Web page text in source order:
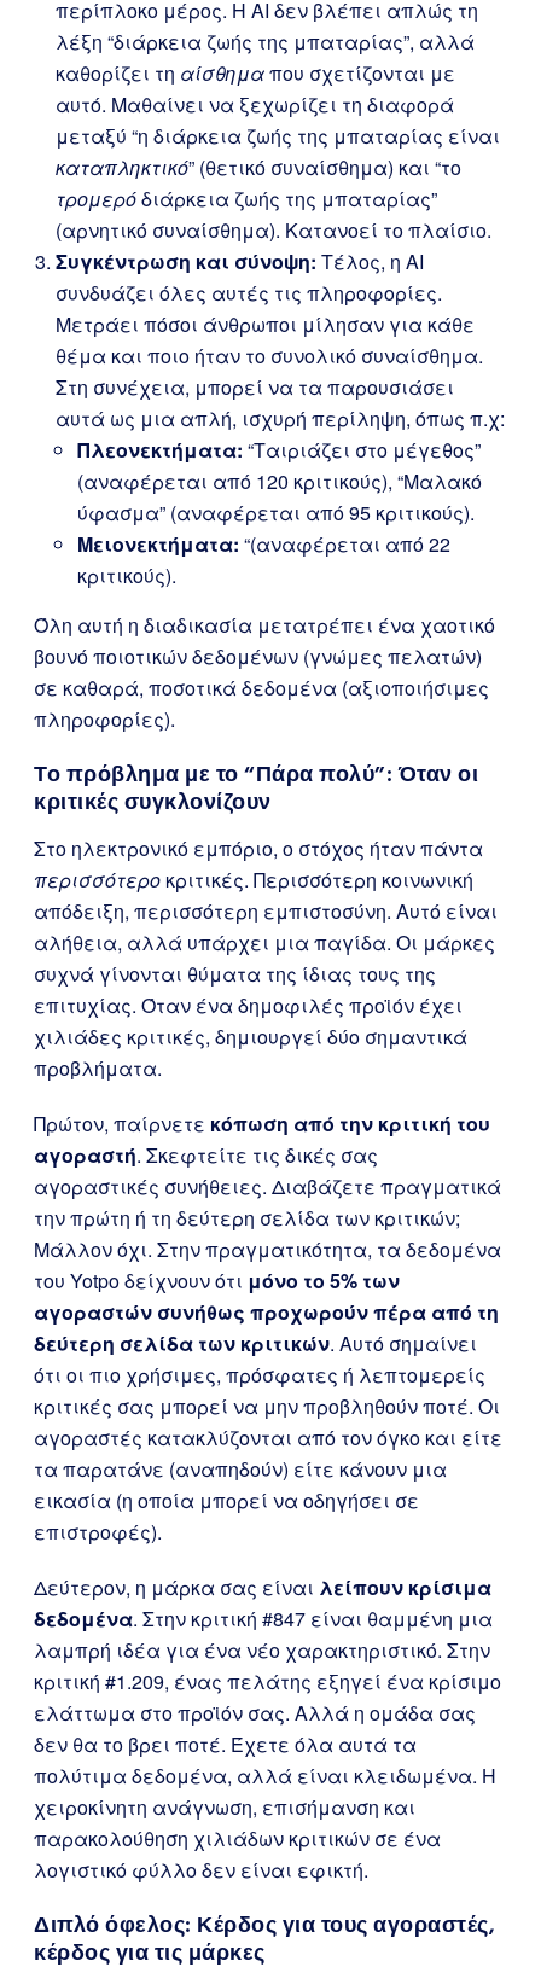
περίπλοκο μέρος. Η AI δεν βλέπει απλώς τη
λέξη “διάρκεια ζωής της μπαταρίας”, αλλά
καθορίζει τη αίσθημαπου σχετίζονται με
αυτό. Μαθαίνει να ξεχωρίζει τη διαφορά
μεταξύ “η διάρκεια ζωής της μπαταρίας είναι
καταπληκτικό” (θετικό συναίσθημα) και “το
τρομερόδιάρκεια ζωής της μπαταρίας”
(αρνητικό συναίσθημα). Κατανοεί το πλαίσιο.
Συγκέντρωση και σύνοψη: Τέλος, η AΙ
συνδυάζει όλες αυτές τις πληροφορίες.
Μετράει πόσοι άνθρωποι μίλησαν για κάθε
θέμα και ποιο ήταν το συνολικό συναίσθημα.
Στη συνέχεια, μπορεί να τα παρουσιάσει
αυτά ως μια απλή, ισχυρή περίληψη, όπως π.χ:
Πλεονεκτήματα: “Ταιριάζει στο μέγεθος”
(αναφέρεται από 120 κριτικούς), “Μαλακό
ύφασμα” (αναφέρεται από 95 κριτικούς).
Μειονεκτήματα: “(αναφέρεται από 22
κριτικούς).
Όλη αυτή η διαδικασία μετατρέπει ένα χαοτικό
βουνό ποιοτικών δεδομένων (γνώμες πελατών)
σε καθαρά, ποσοτικά δεδομένα (αξιοποιήσιμες
πληροφορίες).
Το πρόβλημα με το “Πάρα πολύ”: Όταν οι
κριτικές συγκλονίζουν
Στο ηλεκτρονικό εμπόριο, ο στόχος ήταν πάντα
περισσότερο κριτικές. Περισσότερη κοινωνική
απόδειξη, περισσότερη εμπιστοσύνη. Αυτό είναι
αλήθεια, αλλά υπάρχει μια παγίδα. Οι μάρκες
συχνά γίνονται θύματα της ίδιας τους της
επιτυχίας. Όταν ένα δημοφιλές προϊόν έχει
χιλιάδες κριτικές, δημιουργεί δύο σημαντικά
προβλήματα.
Πρώτον, παίρνετε κόπωση από την κριτική του
αγοραστή. Σκεφτείτε τις δικές σας
αγοραστικές συνήθειες. Διαβάζετε πραγματικά
την πρώτη ή τη δεύτερη σελίδα των κριτικών;
Μάλλον όχι. Στην πραγματικότητα, τα δεδομένα
του Yotpo δείχνουν ότι μόνο το 5% των
αγοραστών συνήθως προχωρούν πέρα από τη
δεύτερη σελίδα των κριτικών. Αυτό σημαίνει
ότι οι πιο χρήσιμες, πρόσφατες ή λεπτομερείς
κριτικές σας μπορεί να μην προβληθούν ποτέ. Οι
αγοραστές κατακλύζονται από τον όγκο και είτε
τα παρατάνε (αναπηδούν) είτε κάνουν μια
εικασία (η οποία μπορεί να οδηγήσει σε
επιστροφές).
Δεύτερον, η μάρκα σας είναι λείπουν κρίσιμα
δεδομένα. Στην κριτική #847 είναι θαμμένη μια
λαμπρή ιδέα για ένα νέο χαρακτηριστικό. Στην
κριτική #1.209, ένας πελάτης εξηγεί ένα κρίσιμο
ελάττωμα στο προϊόν σας. Αλλά η ομάδα σας
δεν θα το βρει ποτέ. Έχετε όλα αυτά τα
πολύτιμα δεδομένα, αλλά είναι κλειδωμένα. Η
χειροκίνητη ανάγνωση, επισήμανση και
παρακολούθηση χιλιάδων κριτικών σε ένα
λογιστικό φύλλο δεν είναι εφικτή.
Διπλό όφελος: Κέρδος για τους αγοραστές,
κέρδος για τις μάρκες